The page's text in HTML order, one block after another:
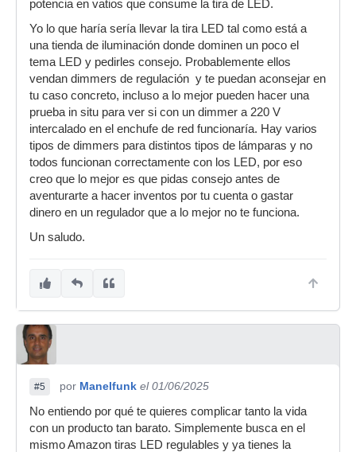
potencia en vatios que consume la tira de LED.
Yo lo que haría sería llevar la tira LED tal como está a
una tienda de iluminación donde dominen un poco el
tema LED y pedirles consejo. Probablemente ellos
vendan dimmers de regulación y te puedan aconsejar en
tu caso concreto, incluso a lo mejor pueden hacer una
prueba in situ para ver si con un dimmer a 220 V
intercalado en el enchufe de red funcionaría. Hay varios
tipos de dimmers para distintos tipos de lámparas y no
todos funcionan correctamente con los LED, por eso
creo que lo mejor es que pidas consejo antes de
aventurarte a hacer inventos por tu cuenta o gastar
dinero en un regulador que a lo mejor no te funciona.
Un saludo.
#5 por Manelfunk el 01/06/2025
No entiendo por qué te quieres complicar tanto la vida
con un producto tan barato. Simplemente busca en el
mismo Amazon tiras LED regulables y ya tienes la